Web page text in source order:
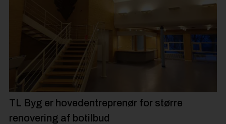
Til Håndværkeren
Partnere
Jobportal
TL Byg er hovedentreprenør for større
renovering af botilbud